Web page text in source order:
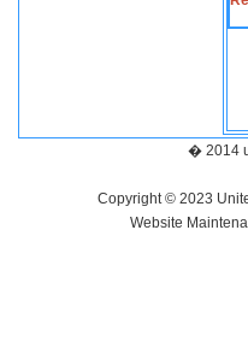
� 2014
Copyright © 2023
Website